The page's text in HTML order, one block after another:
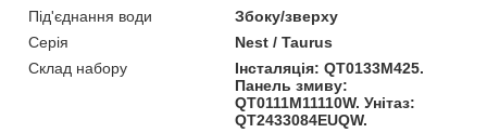
Під'єднання води
Збоку/зверху
Серія
Nest / Taurus
Склад набору
Інсталяція: QT0133M425.
Панель змиву:
QT0111M11110W. Унітаз:
QT2433084EUQW.